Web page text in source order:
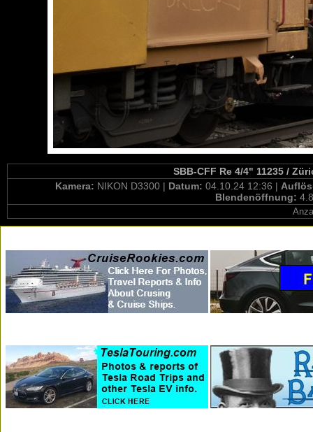
SBB-CFF Re 4/4" 11235 /
Kamera: NIKON D3300 | Datum: 04.10.24 12:36 |
Blendenöffnung: